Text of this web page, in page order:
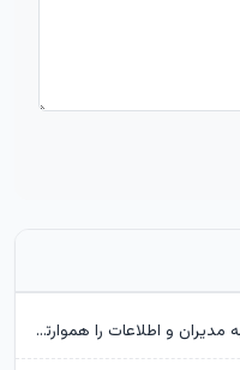
دولت تلاش کرد دسترسی خبرنگاران به مدیران و اطلاعات را هموارتر کند